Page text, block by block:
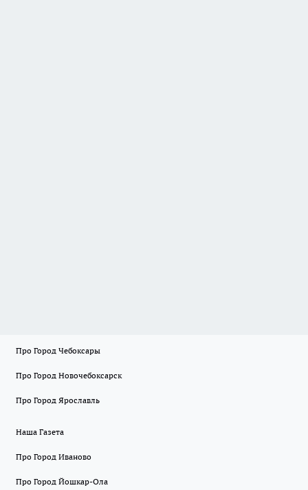
Про Город Чебоксары
Про Город Новочебоксарск
Про Город Ярославль
Наша Газета
Про Город Иваново
Про Город Йошкар-Ола